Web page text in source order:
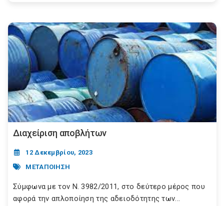
Διαχείριση αποβλήτων
12 Δεκεμβρίου, 2023
ΜΕΤΑΠΟΙΗΣΗ
Σύμφωνα με τον N. 3982/2011, στο δεύτερο μέρος που
αφορά την απλοποίηση της αδειοδότητης των...